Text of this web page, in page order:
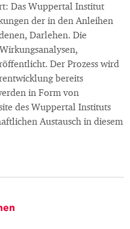
Das Wuppertal Institut
der in den Anleihen
Darlehen. Die
Der Prozess wird
bereits
in Form von
des Wuppertal Instituts
Austausch in diesem